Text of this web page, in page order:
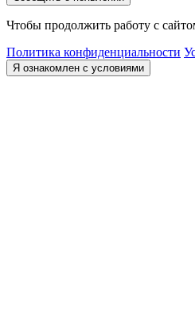
Чтобы продолжить работу с
Политика конфиденциальности
Я ознакомлен с условиями